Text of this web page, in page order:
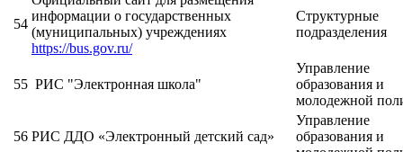
54
информации о государственных
(муниципальных) учреждениях
https://bus.gov.ru/
Структурные
подразделения
55 РИС "Электронная школа"
Управление
образования и
молодежной
56 РИС ДДО «Электронный детский сад»
Управление
образования и